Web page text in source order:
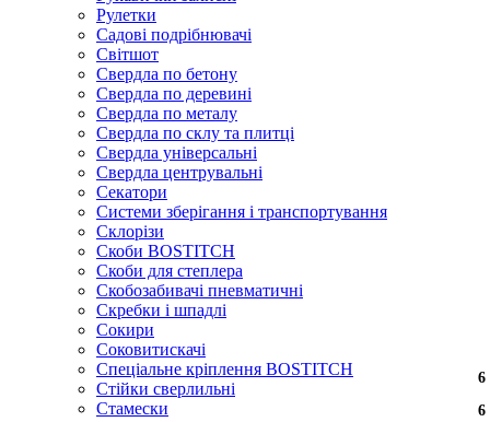
Рулетки
Садові подрібнювачі
Світшот
Свердла по бетону
Свердла по деревині
Свердла по металу
Свердла по склу та плитці
Свердла універсальні
Свердла центрувальні
Секатори
Системи зберігання і транспортування
Склорізи
Скоби BOSTITCH
Скоби для степлера
Скобозабивачі пневматичні
Скребки і шпадлі
Сокири
Соковитискачі
Спеціальне кріплення BOSTITCH
Стійки сверлильні
Стамески
6
6
6
6
6
6
6
6
6
6
6
6
6
6